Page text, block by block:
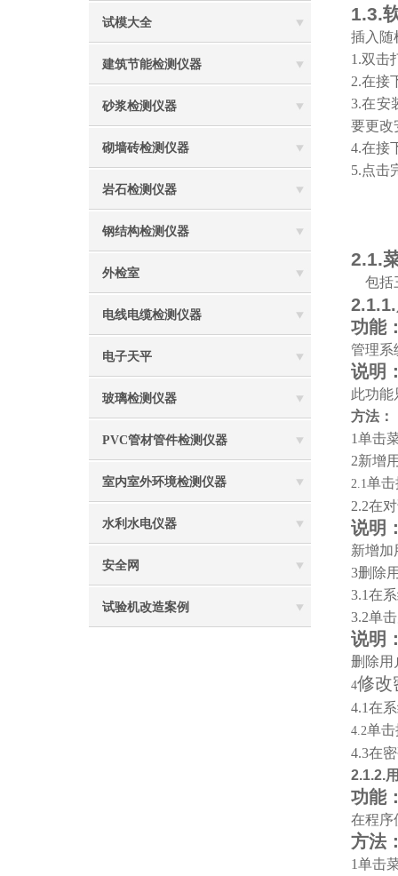
试模大全
建筑节能检测仪器
砂浆检测仪器
砌墙砖检测仪器
岩石检测仪器
钢结构检测仪器
外检室
电线电缆检测仪器
电子天平
玻璃检测仪器
PVC管材管件检测仪器
室内室外环境检测仪器
水利水电仪器
安全网
试验机改造案例
1.3.
插入随
1.双击
2.在接
3.在安
要更改
4.在接
5.点击
2.1.
包括
2.1.1.
功能
管理系
说明
此功能
方法：
1单击
2新增
2.1单击
2.2在
说明
新增加
3删除
3.1在
3.2单击
说明
删除用
4修改
4.1在
4.2单击
4.3在
2.1.2.
功能
在程序
方法
1单击